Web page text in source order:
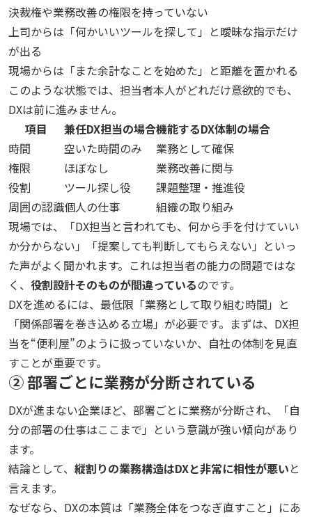
決裁権や業務改善の権限を持っていない
上司からは「何かいいツールを探して」と曖昧な指示だけ
が出る
現場からは「また余計なことを始めた」と距離を置かれる
このような状態では、担当者本人がどれだけ意欲的でも、
DXは前に進みません。
項目
兼任DX担当の場合機能するDX体制の場合
時間
空いた時間のみ
業務として確保
権限
ほぼなし
業務改善に関与
役割
ツール探し役
課題整理・推進役
周囲の認識個人の仕事
組織の取り組み
現場では、「DX担当と言われても、何から手を付けていい
か分からない」「提案しても判断してもらえない」といっ
た声がよく聞かれます。これは担当者の能力の問題ではな
く、 役割設計そのものが間違っているのです。
DXを進めるには、最低限「業務として取り組む時間」と
「関係部署を巻き込める立場」が必要です。まずは、DX担
当を“便利屋”のように扱っていないか、自社の体制を見直
すことが重要です。
② 部署ごとに業務が分断されている
DXが進まない企業ほど、部署ごとに業務が分断され、「自
分の部署の仕事はここまで」という意識が強い傾向があり
ます。
結論として、 縦割りの業務構造はDXと非常に相性が悪いと
言えます。
なぜなら、DXの本質は「業務全体をつなぎ直すこと」にあ